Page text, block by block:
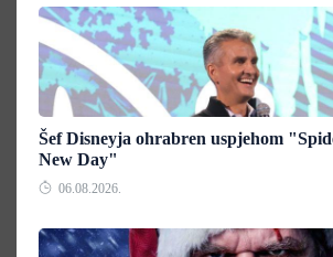
Šef Disneyja ohrabren uspjehom
New Day"
06.08.2026.